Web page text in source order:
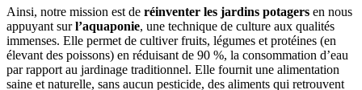
Ainsi, notre mission est de réinventer les jardins potagers en nous
appuyant surl’aquaponie, une technique de culture aux qualités
immenses. Elle permet de cultiver fruits, légumes et protéines (en
élevant des poissons) en réduisant de 90 %, la consommation d’eau
par rapport au jardinage traditionnel. Elle fournit une alimentation
saine et naturelle, sans aucun pesticide, des aliments qui retrouvent